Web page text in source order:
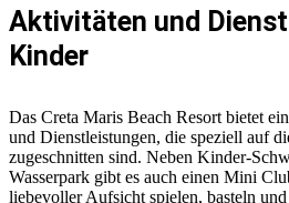
Aktivitäten und
Kinder
Das Creta Maris Beach Resort bietet
und Dienstleistungen, die speziell auf
zugeschnitten sind. Neben Kinder-
Wasserpark gibt es auch einen Mini
liebevoller Aufsicht spielen, basteln